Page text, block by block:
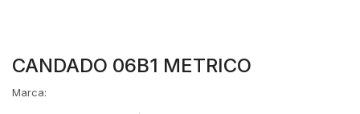
CANDADO 06B1 METRICO
Marca: